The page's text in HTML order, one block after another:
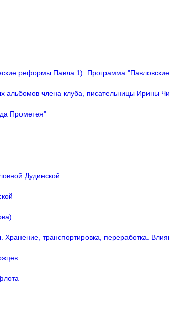
реформы Павла 1). Программа
альбомов члена клуба, писательницы Ирины
Прометея"
Дудинской
транспортировка, переработка.